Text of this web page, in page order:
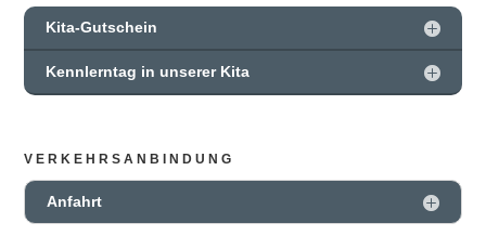
Kita-Gutschein
Kennlerntag in unserer Kita
VERKEHRSANBINDUNG
Anfahrt